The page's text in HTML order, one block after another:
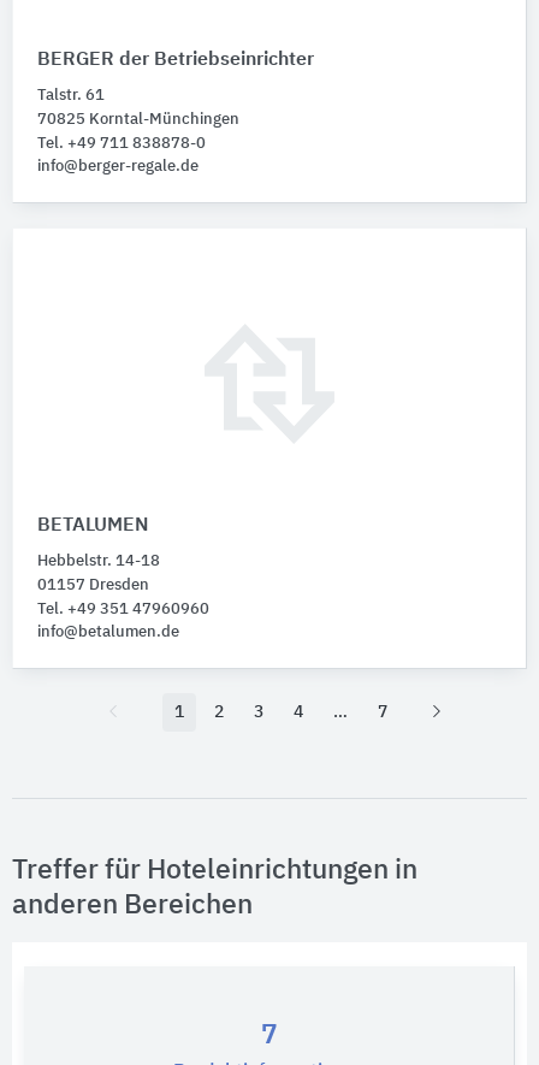
BERGER der Betriebseinrichter
Talstr. 61
70825 Korntal-Münchingen
Tel. +49 711 838878-0
info@berger-regale.de
BETALUMEN
Hebbelstr. 14-18
01157 Dresden
Tel. +49 351 47960960
info@betalumen.de
1 2 3 4 7
Treffer für Hoteleinrichtungen in
anderen Bereichen
7